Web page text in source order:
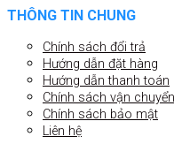
THÔNG TIN CHUNG
Chính sách đổi trả
Hướng dẫn đặt hàng
Hướng dẫn thanh toán
Chính sách vận chuyển
Chính sách bảo mật
Liên hệ